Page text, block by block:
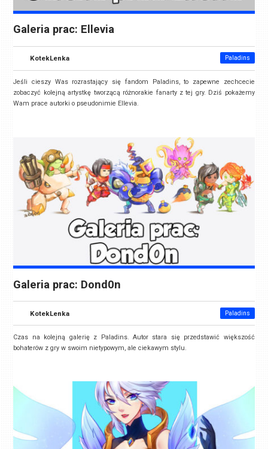
Galeria prac: Ellevia
KotekLenka Paladins
Jeśli cieszy Was rozrastający się fandom Paladins, to zapewne zechcecie
zobaczyć kolejną artystkę tworzącą różnorakie fanarty z tej gry. Dziś pokażemy
Wam prace autorki o pseudonimie Ellevia.
Galeria prac: Dond0n
KotekLenka Paladins
Czas na kolejną galerię z Paladins. Autor stara się przedstawić większość
bohaterów z gry w swoim nietypowym, ale ciekawym stylu.